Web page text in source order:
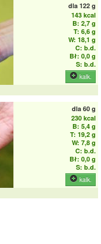
dla 122 g
143 kcal
B: 2,7 g
T: 6,6 g
W: 18,1 g
C: b.d.
Bł: 0,0 g
S: b.d.
kalk.
dla 60 g
230 kcal
B: 5,4 g
T: 19,2 g
W: 7,8 g
C: b.d.
Bł: 0,0 g
S: b.d.
kalk.